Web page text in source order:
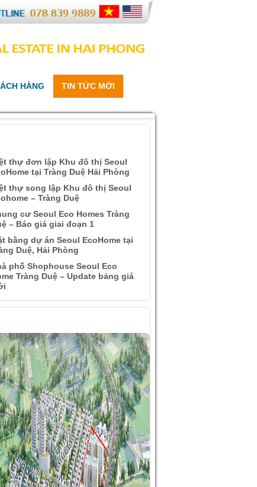
HÀNG TIN TỨC MỚI
thự đơn lập Khu đô thị Seoul
tại Tràng Duệ Hải Phòng
thự song lập Khu đô thị Seoul
– Tràng Duệ
cư Seoul Eco Homes Tràng
– Báo giá giai đoạn 1
bằng dự án Seoul EcoHome tại
Duệ, Hải Phòng
phố Shophouse Seoul Eco
Tràng Duệ – Update bảng giá